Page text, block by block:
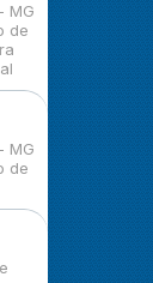
MG
de
MG
de